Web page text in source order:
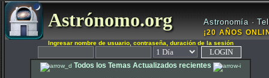
Astrónomo.org Astronomía ·
¡20 AÑOS
Ingresar nombre de usuario, contraseña, duración de la sesión
Todos los Temas Actualizados recientes